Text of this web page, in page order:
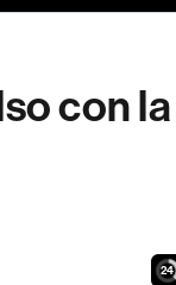
con la
23